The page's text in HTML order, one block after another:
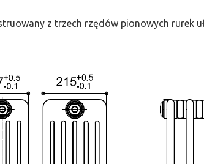
z trzech rzędów pionowych rurek